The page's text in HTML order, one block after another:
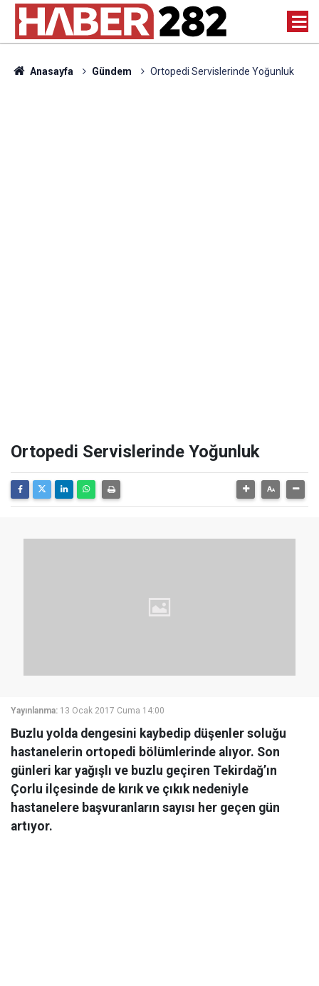
Anasayfa Gündem Ortopedi Servislerinde Yoğunluk
Ortopedi Servislerinde Yoğunluk
Yayınlanma: 13 Ocak 2017 Cuma 14:00
Buzlu yolda dengesini kaybedip düşenler soluğu
hastanelerin ortopedi bölümlerinde alıyor. Son
günleri kar yağışlı ve buzlu geçiren Tekirdağ’ın
Çorlu ilçesinde de kırık ve çıkık nedeniyle
hastanelere başvuranların sayısı her geçen gün
artıyor.